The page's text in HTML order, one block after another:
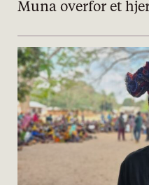
Muna overfor et